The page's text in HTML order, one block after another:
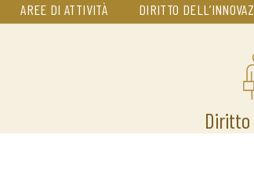
AREE DI ATTIVITÀ DIRITTO
Diritto